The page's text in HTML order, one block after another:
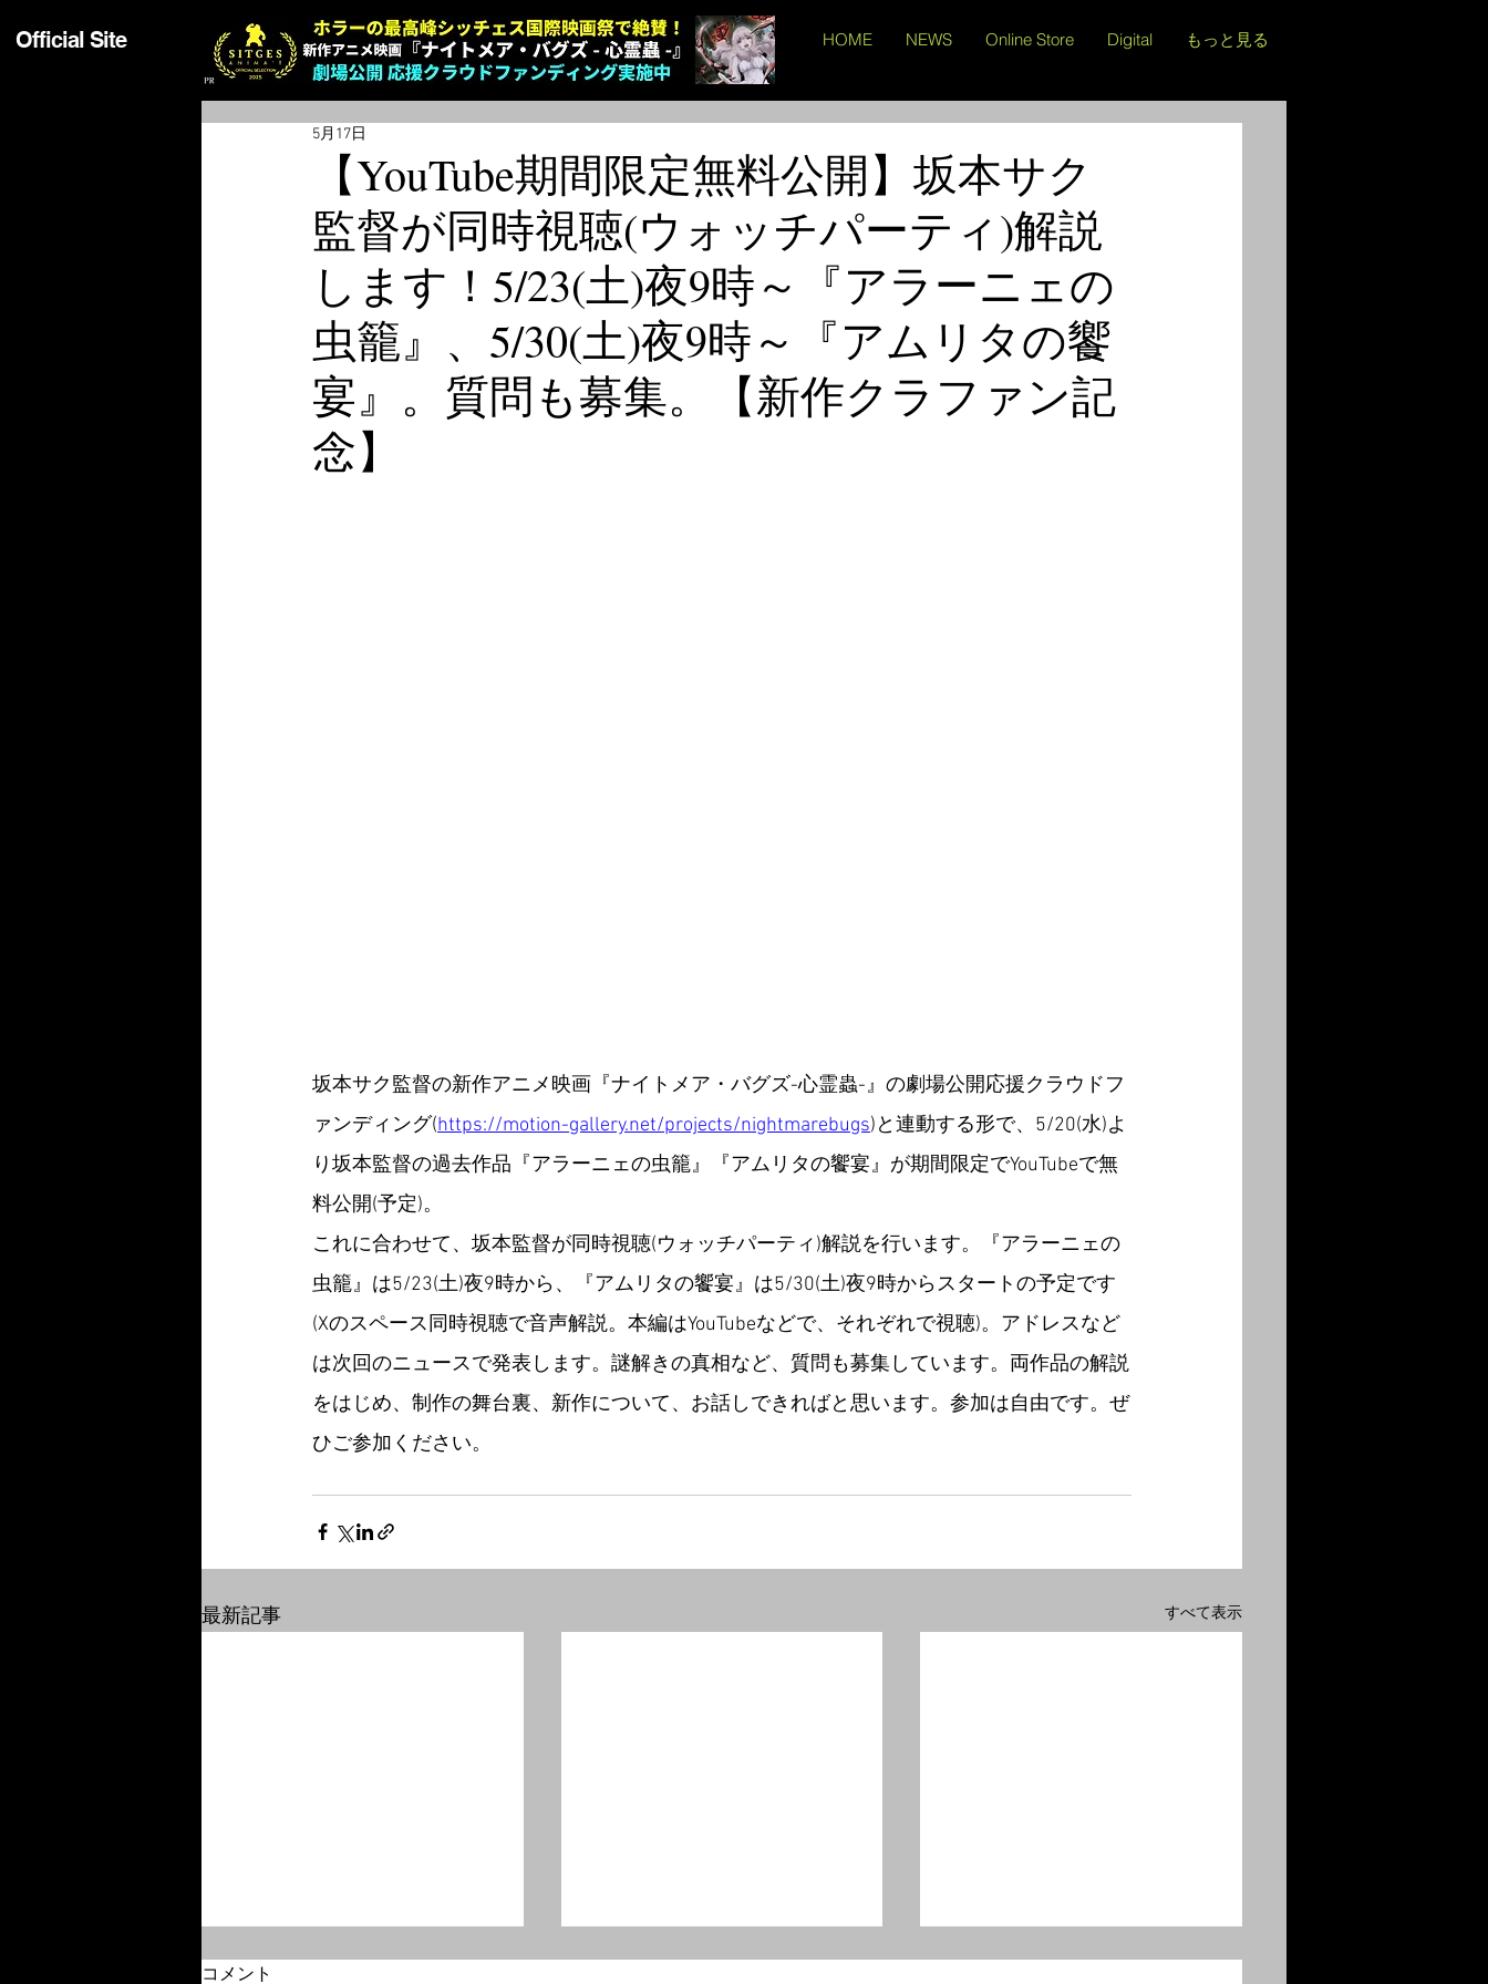
Official Site HOME NEWS Online Store Digital もっと見る
【YouTube期間限定無料公開】坂本サク
監督が同時視聴(ウォッチパーティ)解説
します！5/23(土)夜9時～『アラーニェの
虫籠』、5/30(土)夜9時～『アムリタの饗
宴』。質問も募集。【新作クラファン記
念】
5月17日
坂本サク監督の新作アニメ映画『ナイトメア・バグズ-心霊蟲-』の劇場公開応援クラウドフ
ァンディング(https://motion-gallery.net/projects/nightmarebugs)と連動する形で、5/20(水)よ
り坂本監督の過去作品『アラーニェの虫籠』『アムリタの饗宴』が期間限定でYouTubeで無
料公開(予定)。
これに合わせて、坂本監督が同時視聴(ウォッチパーティ)解説を行います。『アラーニェの
虫籠』は5/23(土)夜9時から、『アムリタの饗宴』は5/30(土)夜9時からスタートの予定です
(Xのスペース同時視聴で音声解説。本編はYouTubeなどで、 それぞれで視聴)。アドレスなど
は次回のニュースで発表します。謎解きの真相など、質問も募集しています。両作品の解説
をはじめ、制作の舞台裏、新作について、お話しできればと思います。参加は自由です。ぜ
ひご参加ください。
最新記事 すべて表示
コメント